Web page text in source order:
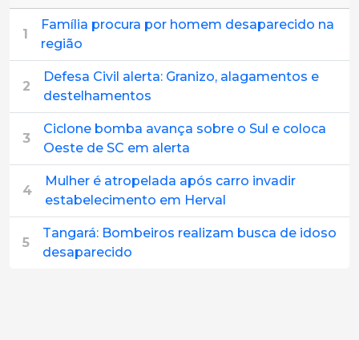
1
Família procura por homem desaparecido na
região
2
Defesa Civil alerta: Granizo, alagamentos e
destelhamentos
3
Ciclone bomba avança sobre o Sul e coloca
Oeste de SC em alerta
4
Mulher é atropelada após carro invadir
estabelecimento em Herval
5
Tangará: Bombeiros realizam busca de idoso
desaparecido